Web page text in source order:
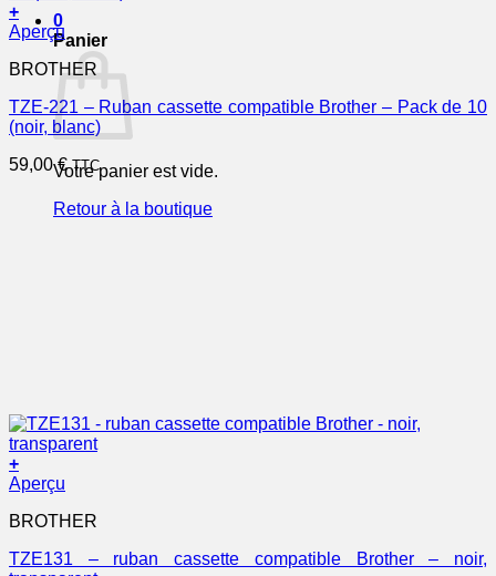
0
Panier
Votre panier est vide.
Retour à la boutique
+
Aperçu
BROTHER
TZE-221 – Ruban cassette compatible Brother – Pack de 10
(noir, blanc)
59,00€ TTC
+
Aperçu
BROTHER
TZE131 – ruban cassette compatible Brother – noir,